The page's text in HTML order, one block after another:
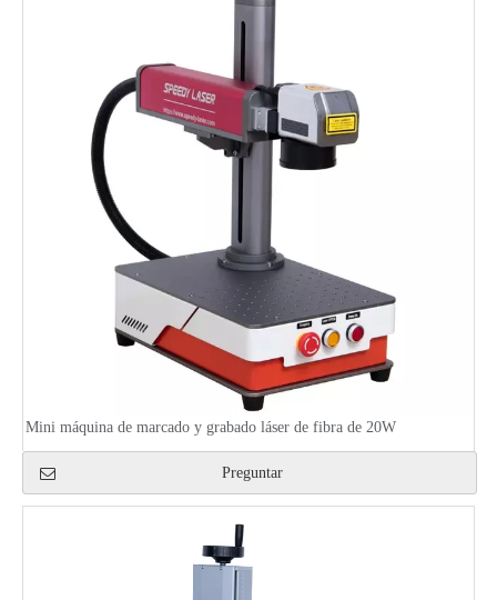
Mini máquina de marcado y grabado láser de fibra de 20W
Preguntar